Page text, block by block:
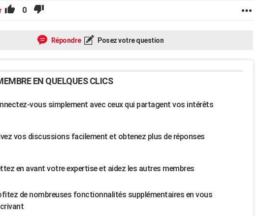
0
Répondre Posez votre question
EN QUELQUES CLICS
vous simplement avec ceux qui partagent vos intérêts
vos discussions facilement et obtenez plus de réponses
en avant votre expertise et aidez les autres membres
de nombreuses fonctionnalités supplémentaires en vous